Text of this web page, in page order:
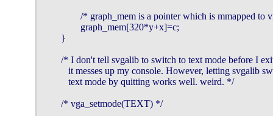
                graph_mem[320*y+x]=c;
        }